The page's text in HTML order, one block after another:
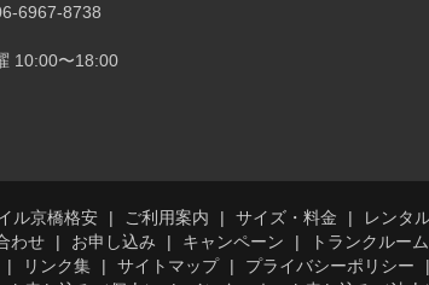
6967-8738
10:00〜18:00
ル京橋格安 ご利用案内 サイズ・料金 レンタ
わせ お申し込み キャンペーン
トランクルー
リンク集 サイトマップ プライバシーポリシー